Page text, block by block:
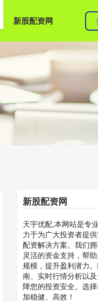
新股配资网
新股配资网
天宇优配,本网站是专
力于为广大投资者提
配资解决方案。我们
灵活的资金支持，帮
规模，提升盈利潜力
南、实时行情分析以
障您的投资安全。选
加稳健、高效！